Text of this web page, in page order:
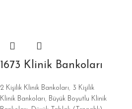
1673 Klinik Bankoları
2 Kişilik Klinik Bankoları, 3 Kişilik
Klinik Bankoları, Büyük Boyutlu Klinik